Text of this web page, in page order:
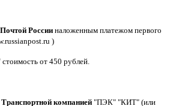
России наложенным платежом первого
)
от 450 рублей.
компанией "ПЭК" "КИТ" (или